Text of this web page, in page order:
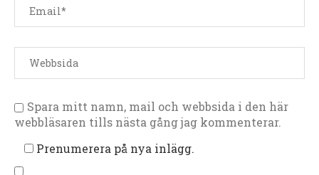
Spara mitt namn, mail och webbsida i den här
webbläsaren tills nästa gång jag kommenterar.
Prenumerera på nya inlägg.